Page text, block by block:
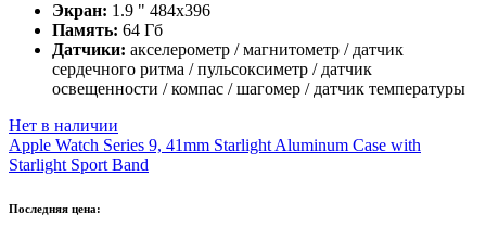
Экран: 1.9 " 484x396
Память: 64 Гб
Датчики: акселерометр / магнитометр / датчик
сердечного ритма / пульсоксиметр / датчик
освещенности / компас / шагомер / датчик температуры
Нет в наличии
Apple Watch Series 9, 41mm Starlight Aluminum Case with
Starlight Sport Band
Последняя цена: